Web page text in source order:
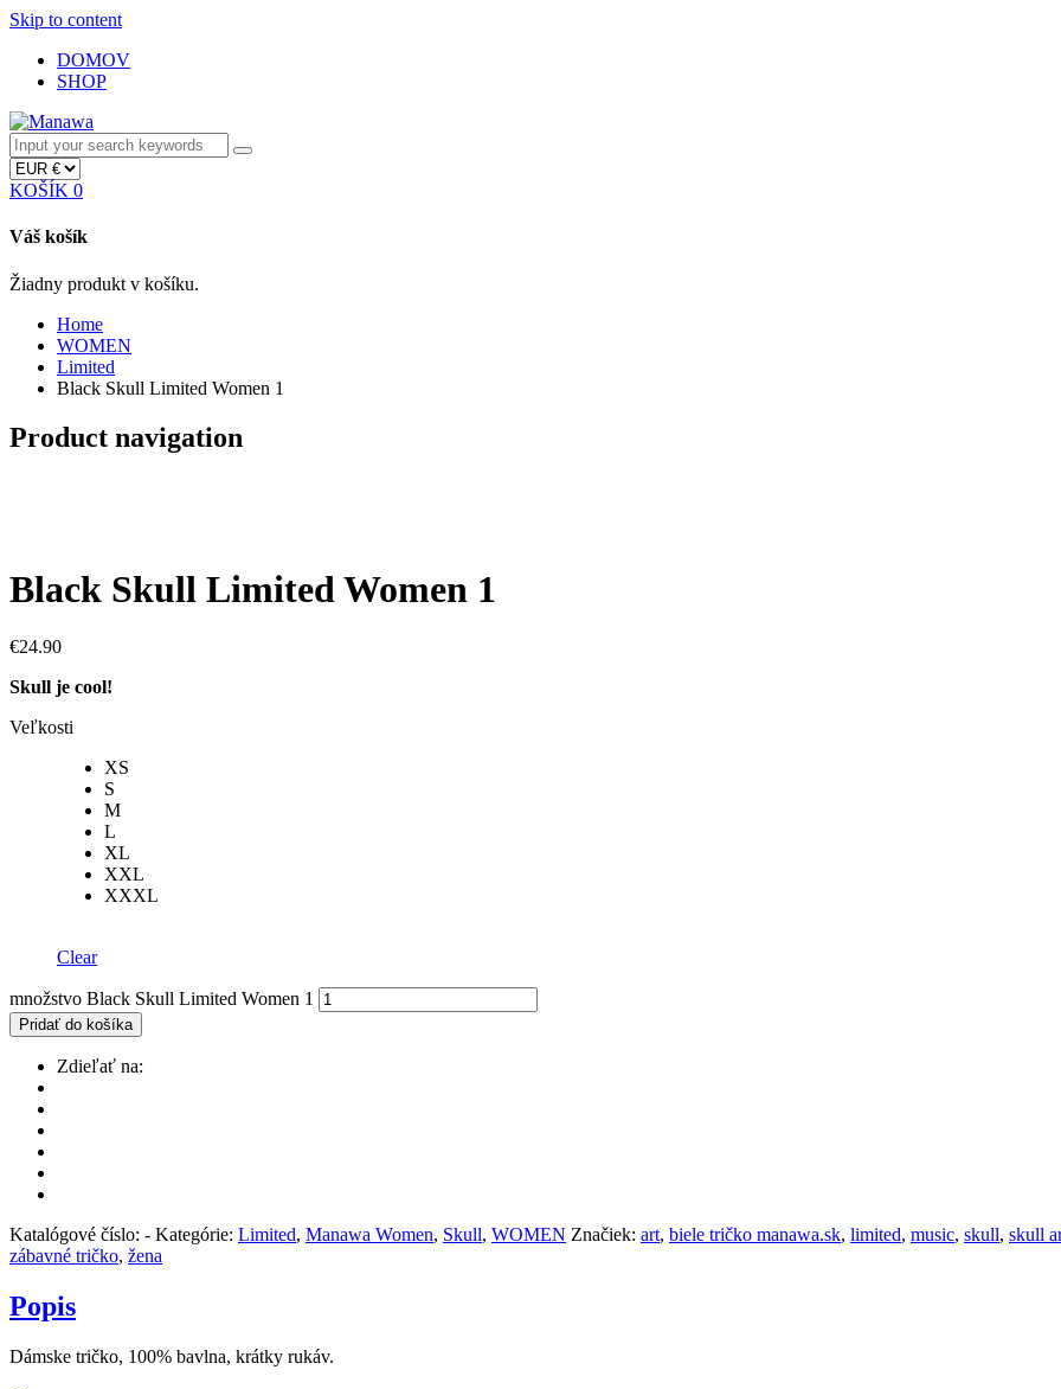
Skip to content
DOMOV
SHOP
KOŠÍK 0
Váš košík
Žiadny produkt v košíku.
Home
WOMEN
Limited
Black Skull Limited Women 1
Product navigation
Black Skull Limited Women 1
€24.90
Skull je cool!
Veľkosti
XS
S
M
L
XL
XXL
XXXL
Clear
množstvo Black Skull Limited Women 1
Pridať do košíka
Zdieľať na:
Katalógové číslo: - Kategórie: Limited, Manawa Women, Skull, WOMEN Značiek: art, biele tričko manawa.sk, limited, music, skull, skull
zábavné tričko, žena
Popis
Dámske tričko, 100% bavlna, krátky rukáv.